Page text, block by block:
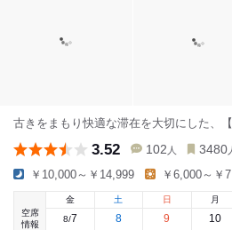
古きをまもり快適な滞在を大切にした、
3.52 102 人 3480
￥10,000～￥14,999 ￥6,000～￥
空席
情報
金
8/7
土
8
日
9
月
10